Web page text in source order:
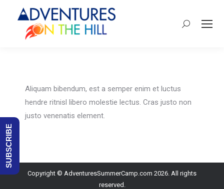
Search:
Aliquam bibendum, est a semper enim et luctus
hendre ritnisl libero molestie lectus. Cras justo non
justo venenatis element.
Copyright © AdventuresSummerCamp.com 2026. All rights
reserved.
SUBSCRIBE